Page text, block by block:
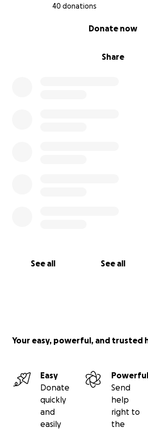
40 donations
Share
Donate now
See all See all
Your easy, powerful, and trusted
Easy
Donate
quickly
and
easily
Powerful
Send
help
right to
the